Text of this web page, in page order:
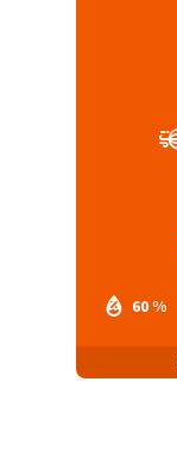
60 %